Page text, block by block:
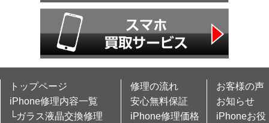
トップページ
iPhone修理内容一覧
└ガラス液晶交換修理
修理の流れ
安心無料保証
iPhone修理価格
お客様の声
お知らせ
iPhoneお役